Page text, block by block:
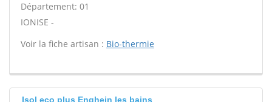
Département: 01
IONISE -
Voir la fiche artisan : Bio-thermie
Isol eco plus Enghein les bains